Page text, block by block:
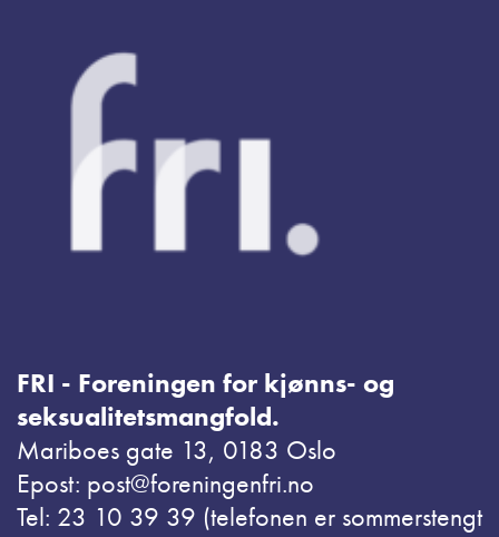
FRI - Foreningen for kjønns- og
seksualitetsmangfold.
Mariboes gate 13, 0183 Oslo
Epost: post@foreningenfri.no
Tel: 23 10 39 39 (telefonen er sommerstengt